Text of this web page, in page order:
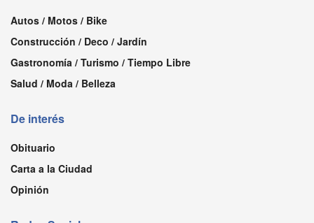
Autos / Motos / Bike
Construcción / Deco / Jardín
Gastronomía / Turismo / Tiempo Libre
Salud / Moda / Belleza
De interés
Obituario
Carta a la Ciudad
Opinión